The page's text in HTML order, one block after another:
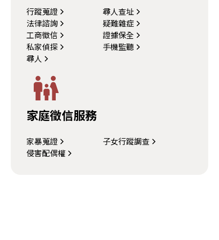
行蹤蒐證
尋人查址
法律諮詢
疑難雜症
工商徵信
證據保全
私家偵探
手機監聽
尋人
家庭徵信服務
家暴蒐證
子女行蹤調查
侵害配偶權